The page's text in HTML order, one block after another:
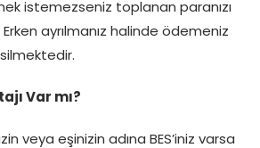
istemezseniz toplanan paranızı
Erken ayrılmanız halinde ödemeniz
Var mı?
veya eşinizin adına BES’iniz varsa